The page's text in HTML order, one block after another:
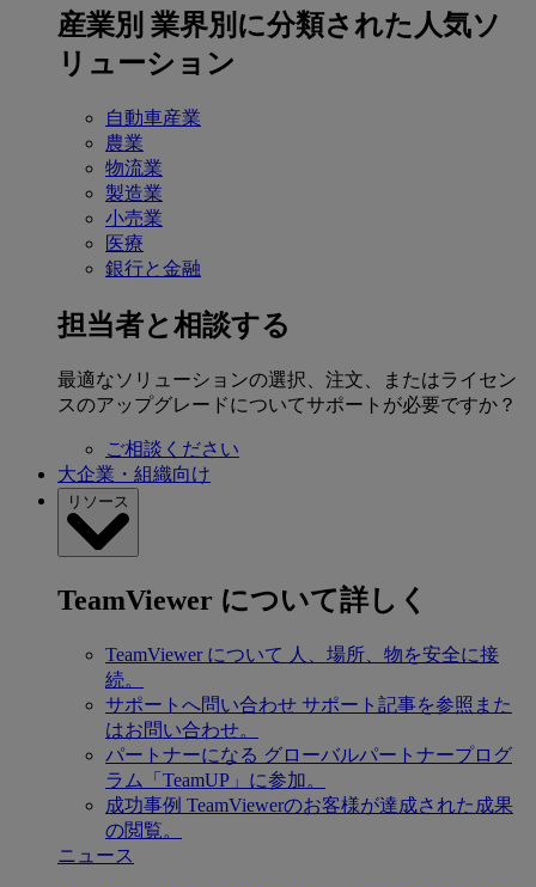
産業別 業界別に分類された人気ソ
リューション
自動車産業
農業
物流業
製造業
小売業
医療
銀行と金融
担当者と相談する
最適なソリューションの選択、注文、またはライセン
スのアップグレードについてサポートが必要ですか？
ご相談ください
大企業・組織向け
リソース
TeamViewer について詳しく
TeamViewer について 人、場所、物を安全に接
続。
サポートへ問い合わせ サポート記事を参照また
はお問い合わせ。
パートナーになる グローバルパートナープログ
ラム「TeamUP」に参加。
成功事例 TeamViewerのお客様が達成された成果
の閲覧。
ニュース